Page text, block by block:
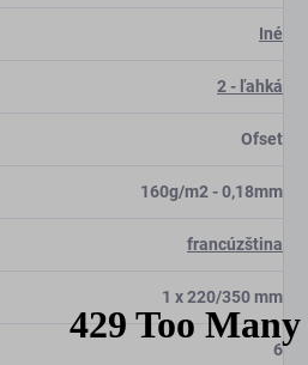
Iné
2 - ľahká
Ofset
160g/m2 - 0,18mm
francúzština
1 x 220/350 mm
6